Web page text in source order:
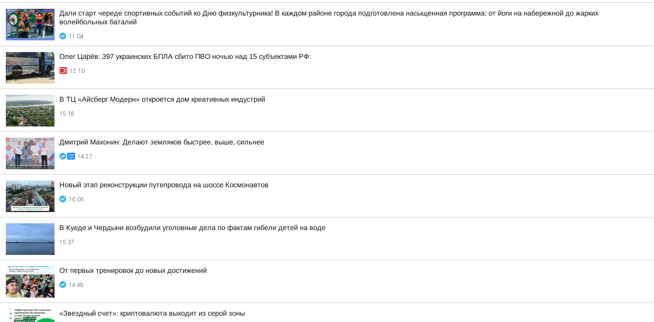
Дали старт череде спортивных событий ко Дню физкультурника! В каждом районе города подготовлена насыщенная программа: от йоги на набережной до жарких
волейбольных баталий
11:04
Олег Царёв: 397 украинских БПЛА сбито ПВО ночью над 15 субъектами РФ:
12:10
В ТЦ «Айсберг Модерн» откроется дом креативных индустрий
15:18
Дмитрий Махонин: Делают земляков быстрее, выше, сильнее
14:27
Новый этап реконструкции путепровода на шоссе Космонавтов
16:06
В Куеде и Чердыни возбудили уголовные дела по фактам гибели детей на воде
15:37
От первых тренировок до новых достижений
14:48
«Звездный счет»: криптовалюта выходит из серой зоны